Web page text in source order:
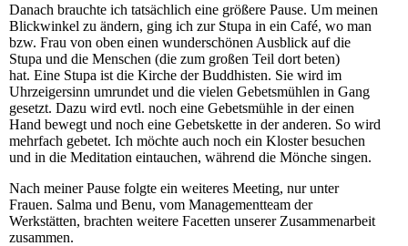
Danach brauchte ich tatsächlich eine größere Pause. Um meinen
Blickwinkel zu ändern, ging ich zur Stupa in ein Café, wo man
bzw. Frau von oben einen wunderschönen Ausblick auf die
Stupa und die Menschen (die zum großen Teil dort beten)
hat. Eine Stupa ist die Kirche der Buddhisten. Sie wird im
Uhrzeigersinn umrundet und die vielen Gebetsmühlen in Gang
gesetzt. Dazu wird evtl. noch eine Gebetsmühle in der einen
Hand bewegt und noch eine Gebetskette in der anderen. So wird
mehrfach gebetet. Ich möchte auch noch ein Kloster besuchen
und in die Meditation eintauchen, während die Mönche singen.
Nach meiner Pause folgte ein weiteres Meeting, nur unter
Frauen. Salma und Benu, vom Managementteam der
Werkstätten, brachten weitere Facetten unserer Zusammenarbeit
zusammen.